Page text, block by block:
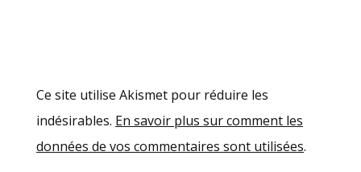
Ce site utilise Akismet pour réduire les
indésirables. En savoir plus sur comment les
données de vos commentaires sont utilisées.